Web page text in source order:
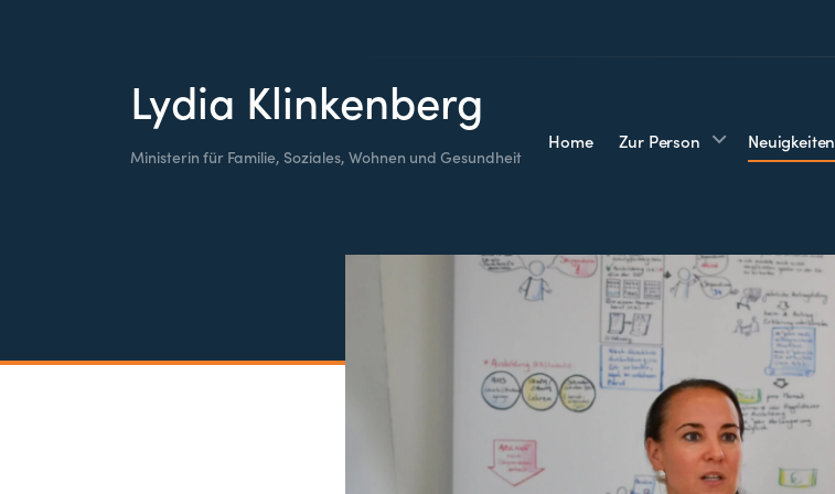
Lydia Klinkenberg
Ministerin für Familie, Soziales, Wohnen und Gesundheit
Home Zur Person Neuigkeiten